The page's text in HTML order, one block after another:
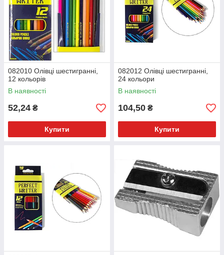
082010 Олівці шестигранні,
12 кольорів
В наявності
52,24 ₴
Купити
082012 Олівці шестигранні,
24 кольори
В наявності
104,50 ₴
Купити